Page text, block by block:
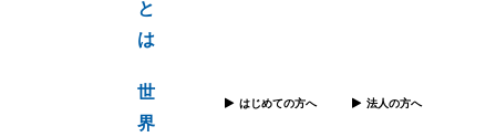
と
は
世
界
はじめての方へ 法人の方へ